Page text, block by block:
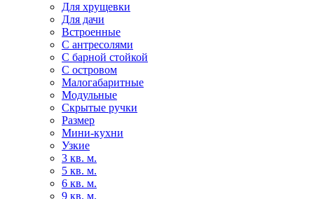
Для хрущевки
Для дачи
Встроенные
С антресолями
С барной стойкой
С островом
Малогабаритные
Модульные
Скрытые ручки
Размер
Мини-кухни
Узкие
3 кв. м.
5 кв. м.
6 кв. м.
9 кв. м.